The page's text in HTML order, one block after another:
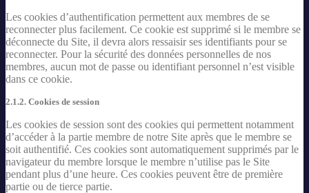
Les cookies d’authentification permettent aux membres de se
reconnecter plus facilement. Ce cookie est supprimé si le membre se
déconnecte du Site, il devra alors ressaisir ses identifiants pour se
reconnecter. Pour la sécurité des données personnelles de nos
membres, aucun mot de passe ou identifiant personnel n’est visible
dans ce cookie.
2.1.2. Cookies de session
Les cookies de session sont des cookies qui permettent notamment
d’accéder à la partie membre de notre Site après que le membre se
soit authentifié. Ces cookies sont automatiquement supprimés par le
navigateur du membre lorsque le membre n’utilise pas le Site
pendant plus d’une heure. Ces cookies peuvent être de première
partie ou de tierce partie.